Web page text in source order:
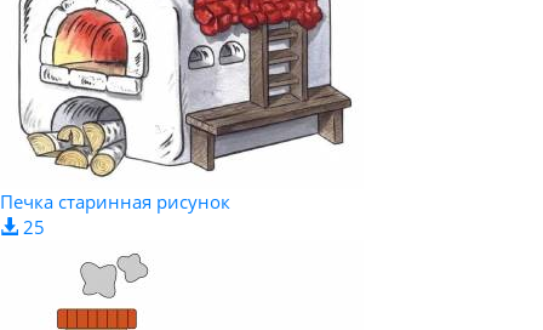
Печка старинная рисунок
25